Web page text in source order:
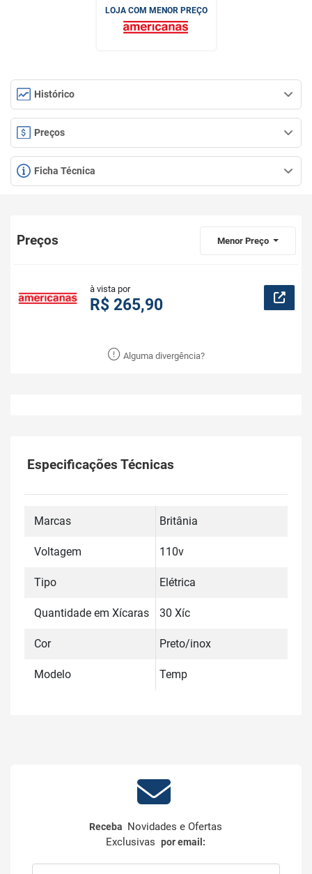
LOJA COM MENOR PREÇO
Histórico
Preços
Ficha Técnica
Preços Menor Preço
à vista por
R$ 265,90
Alguma divergência?
Especificações Técnicas
Marcas Britânia
Voltagem 110v
Tipo Elétrica
Quantidade em Xícaras 30 Xíc
Cor Preto/inox
Modelo Temp
Receba Novidades e Ofertas
Exclusivaspor email: